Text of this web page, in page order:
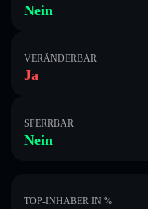
Nein
VERÄNDERBAR
Ja
SPERRBAR
Nein
TOP-INHABER IN %